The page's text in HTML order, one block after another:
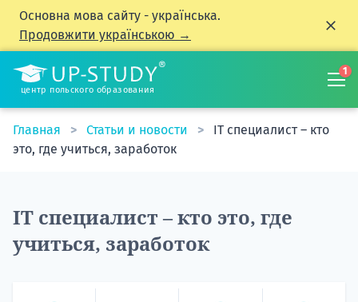
Основна мова сайту - українська.
Продовжити українською →
центр польского образования
1
Главная Статьи и новости
IT специалист – кто
это, где учиться, заработок
IT специалист – кто это, где
учиться, заработок